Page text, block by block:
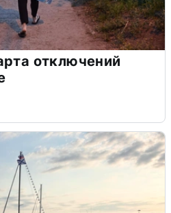
отключений